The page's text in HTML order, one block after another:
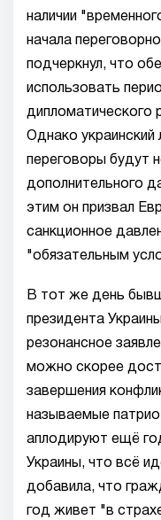
наличии
начала
подчеркнул, что
использовать
дипломатического
Однако
переговоры будут
дополнительного
этим он призвал
санкционное
"обязательным
В тот же день
президента
резонансное
можно скорее
завершения
называемые
аплодируют ещё
Украины, что всё
добавила, что
год живет "в